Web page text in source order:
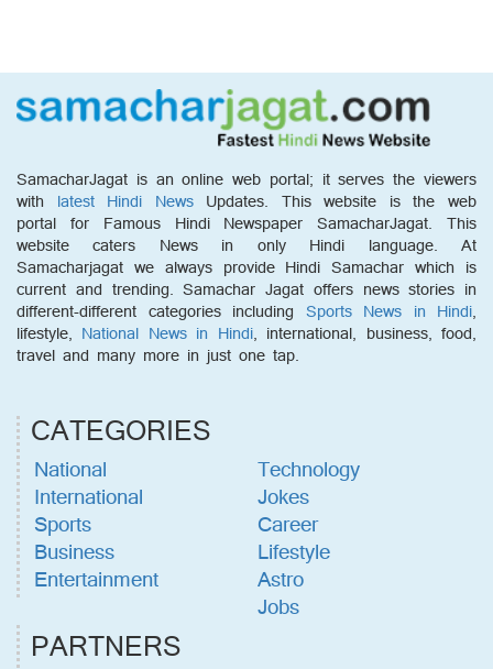
SamacharJagat is an online web portal; it serves the viewers
with latest Hindi NewsUpdates. This website is the web
portal for Famous Hindi Newspaper SamacharJagat. This
website caters News in only Hindi language. At
Samacharjagat we always provide Hindi Samachar which is
current and trending. Samachar Jagat offers news stories in
different-different categories including Sports News in Hindi,
lifestyle, National News in Hindi, international, business, food,
travel and many more in just one tap.
CATEGORIES
National
International
Sports
Business
Entertainment
Technology
Jokes
Career
Lifestyle
Astro
Jobs
PARTNERS